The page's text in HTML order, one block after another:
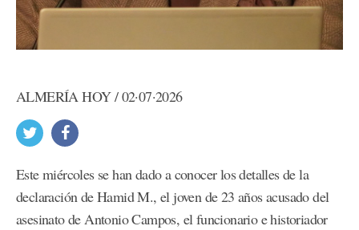
ALMERÍA HOY / 02·07·2026
Este miércoles se han dado a conocer los detalles de la
declaración de Hamid M., el joven de 23 años acusado del
asesinato de Antonio Campos, el funcionario e historiador